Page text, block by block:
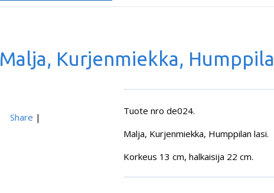
Malja, Kurjenmiekka, Humppila
Share |
Tuote nro de024.
Malja, Kurjenmiekka, Humppilan lasi.
Korkeus 13 cm, halkaisija 22 cm.